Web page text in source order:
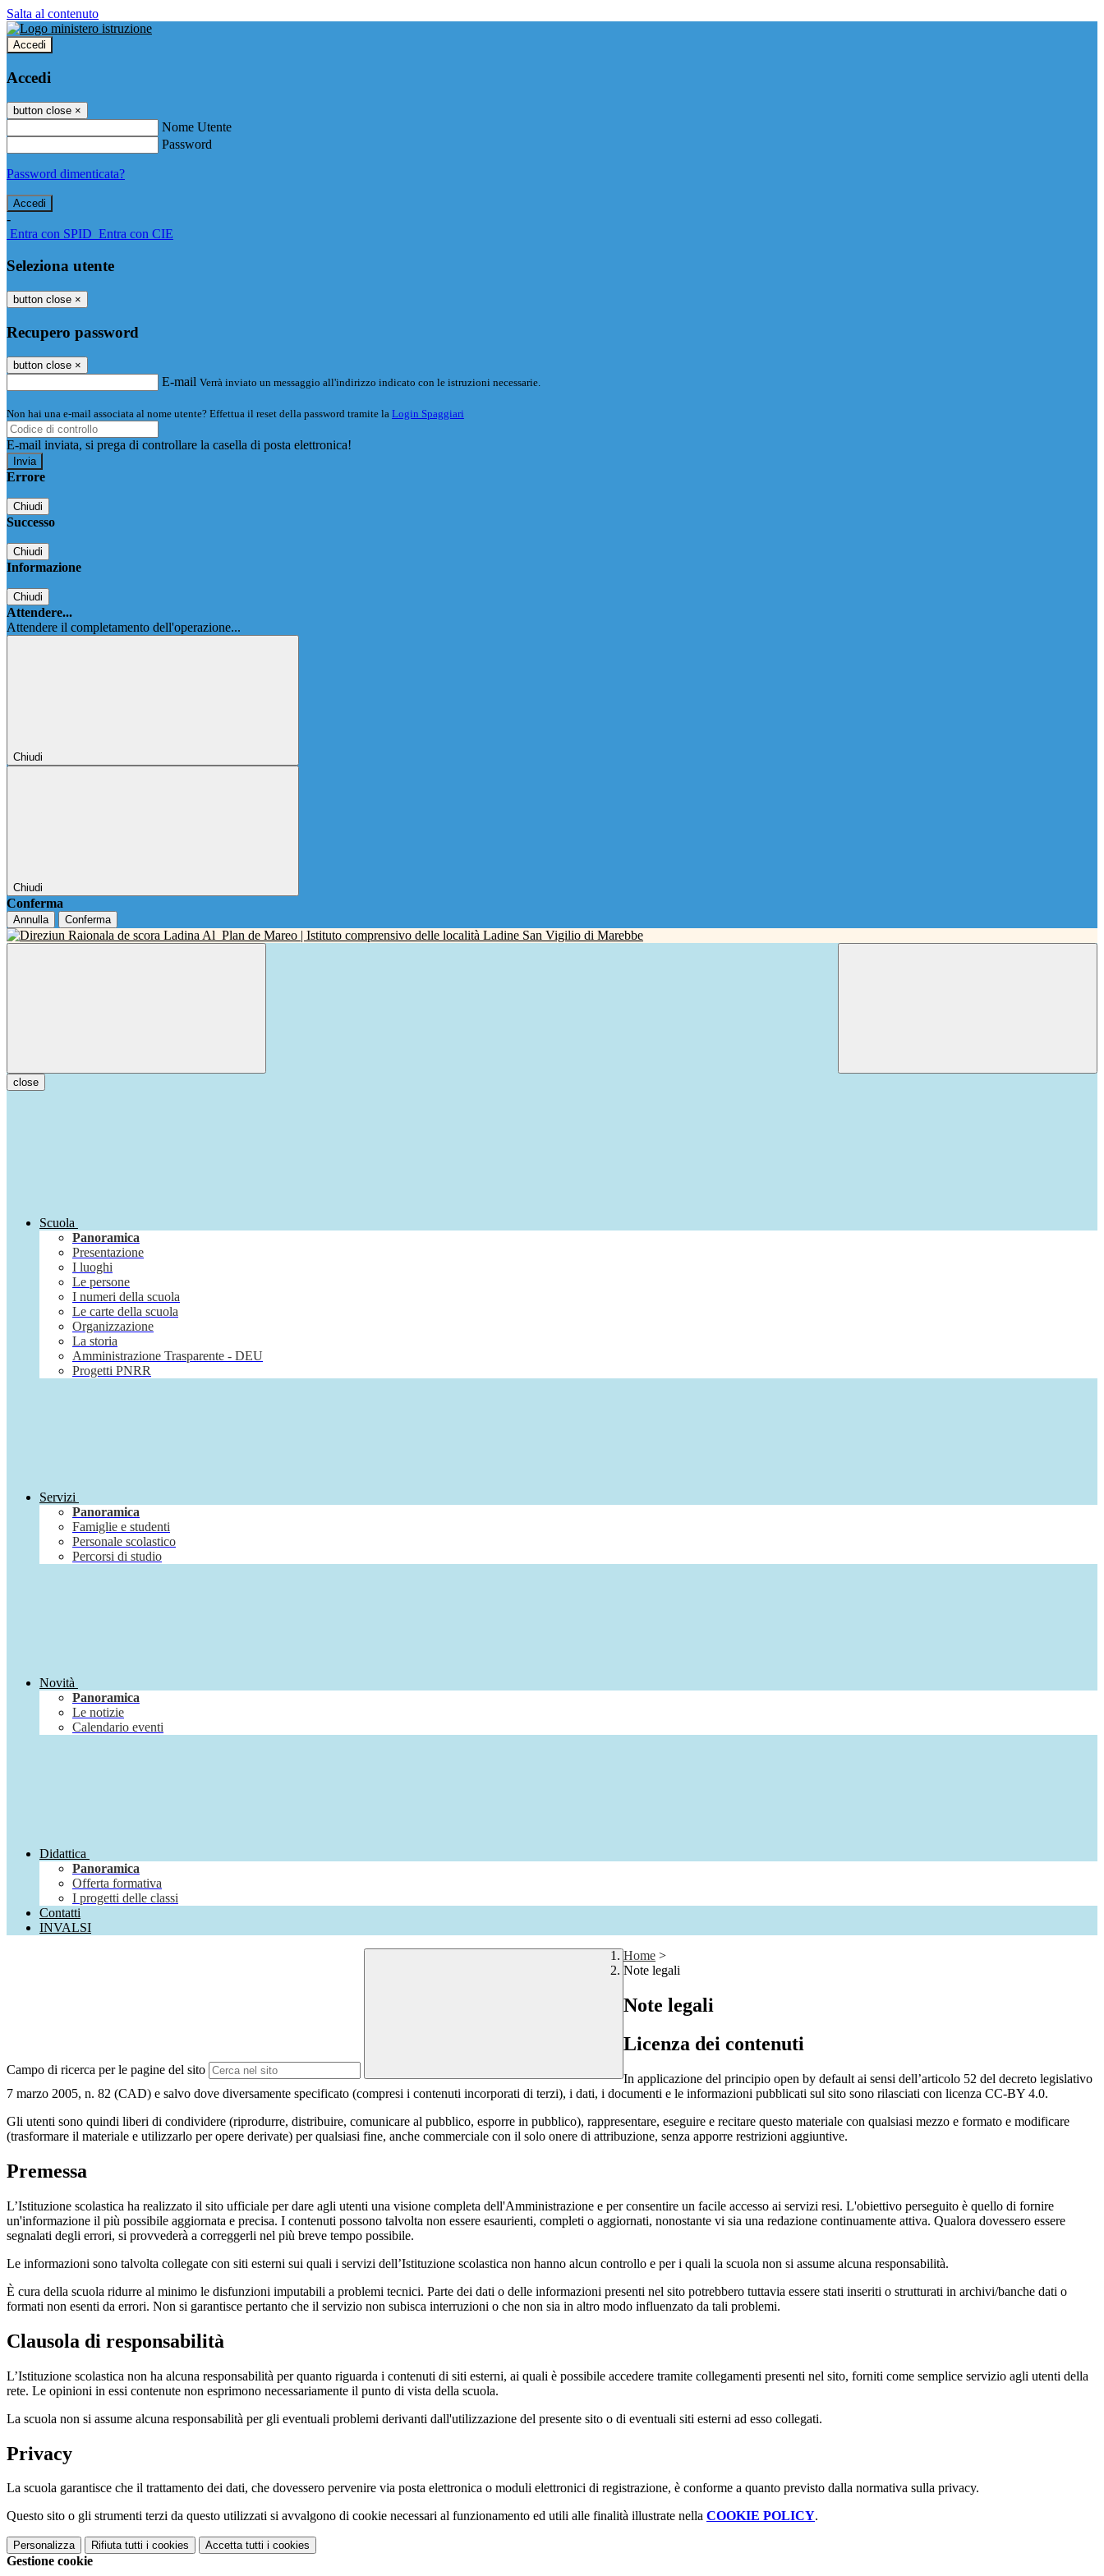
Salta al contenuto
Accedi
Accedi
button close ×
Nome Utente
Password
Password dimenticata?
-
Entra con SPID Entra con CIE
Seleziona utente
button close ×
Recupero password
button close ×
E-mail Verrà inviato un messaggio all'indirizzo indicato con le istruzioni necessarie.
Non hai una e-mail associata al nome utente? Effettua il reset della password tramite la Login Spaggiari
E-mail inviata, si prega di controllare la casella di posta elettronica!
Errore
Chiudi
Successo
Chiudi
Informazione
Chiudi
Attendere...
Attendere il completamento dell'operazione...
Chiudi
Chiudi
Conferma
Annulla Conferma
close
Scuola
Panoramica
Presentazione
I luoghi
Le persone
I numeri della scuola
Le carte della scuola
Organizzazione
La storia
Amministrazione Trasparente - DEU
Progetti PNRR
Servizi
Panoramica
Famiglie e studenti
Personale scolastico
Percorsi di studio
Novità
Panoramica
Le notizie
Calendario eventi
Didattica
Panoramica
Offerta formativa
I progetti delle classi
Contatti
INVALSI
Campo di ricerca per le pagine del sito
Home >
Note legali
Note legali
Licenza dei contenuti
In applicazione del principio open by default ai sensi dell’articolo 52 del decreto legislativo
7 marzo 2005, n. 82 (CAD) e salvo dove diversamente specificato (compresi i contenuti incorporati di terzi), i dati, i documenti e le informazioni pubblicati sul sito sono rilasciati con licenza CC-BY 4.0.
Gli utenti sono quindi liberi di condividere (riprodurre, distribuire, comunicare al pubblico, esporre in pubblico), rappresentare, eseguire e recitare questo materiale con qualsiasi mezzo e formato e modificare
(trasformare il materiale e utilizzarlo per opere derivate) per qualsiasi fine, anche commerciale con il solo onere di attribuzione, senza apporre restrizioni aggiuntive.
Premessa
L’Istituzione scolastica ha realizzato il sito ufficiale per dare agli utenti una visione completa dell'Amministrazione e per consentire un facile accesso ai servizi resi. L'obiettivo perseguito è quello di fornire
un'informazione il più possibile aggiornata e precisa. I contenuti possono talvolta non essere esaurienti, completi o aggiornati, nonostante vi sia una redazione continuamente attiva. Qualora dovessero essere
segnalati degli errori, si provvederà a correggerli nel più breve tempo possibile.
Le informazioni sono talvolta collegate con siti esterni sui quali i servizi dell’Istituzione scolastica non hanno alcun controllo e per i quali la scuola non si assume alcuna responsabilità.
È cura della scuola ridurre al minimo le disfunzioni imputabili a problemi tecnici. Parte dei dati o delle informazioni presenti nel sito potrebbero tuttavia essere stati inseriti o strutturati in archivi/banche dati o
formati non esenti da errori. Non si garantisce pertanto che il servizio non subisca interruzioni o che non sia in altro modo influenzato da tali problemi.
Clausola di responsabilità
L’Istituzione scolastica non ha alcuna responsabilità per quanto riguarda i contenuti di siti esterni, ai quali è possibile accedere tramite collegamenti presenti nel sito, forniti come semplice servizio agli utenti della
rete. Le opinioni in essi contenute non esprimono necessariamente il punto di vista della scuola.
La scuola non si assume alcuna responsabilità per gli eventuali problemi derivanti dall'utilizzazione del presente sito o di eventuali siti esterni ad esso collegati.
Privacy
La scuola garantisce che il trattamento dei dati, che dovessero pervenire via posta elettronica o moduli elettronici di registrazione, è conforme a quanto previsto dalla normativa sulla privacy.
Questo sito o gli strumenti terzi da questo utilizzati si avvalgono di cookie necessari al funzionamento ed utili alle finalità illustrate nella COOKIE POLICY.
Personalizza Rifiuta tutti i cookies Accetta tutti i cookies
Gestione cookie